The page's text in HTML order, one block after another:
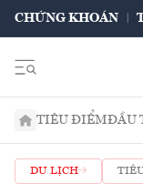
CHỨNG KHOÁN
TIÊU ĐIỂMĐẦU
DU LỊCH